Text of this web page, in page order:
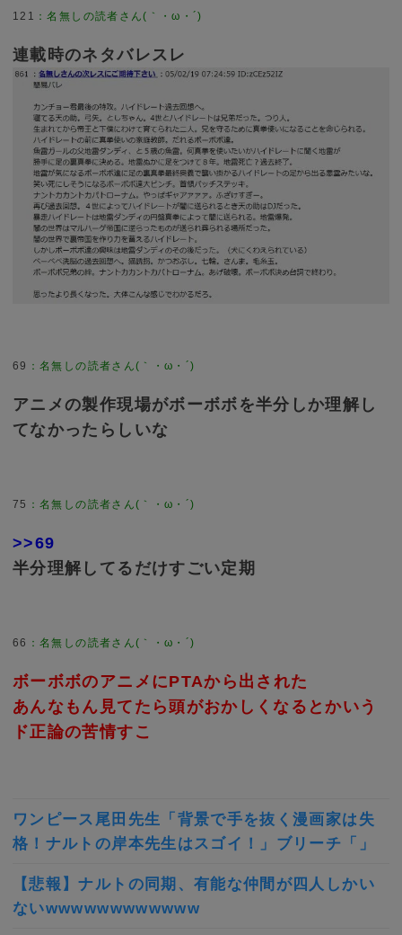
121
連載時のネタバレスレ
69
アニメの製作現場がボーボボを半分しか理解し
てなかったらしいな
75
>>69
半分理解してるだけすごい定期
66
ボーボボのアニメにPTAから出された
あんなもん見てたら頭がおかしくなるとかいう
ド正論の苦情すこ
ワンピース尾田先生「背景で手を抜く漫画家は失
格！ナルトの岸本先生はスゴイ！」ブリーチ「」
【悲報】ナルトの同期、有能な仲間が四人しかい
ないwwwwwwwwwwww